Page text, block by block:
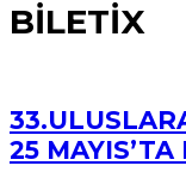
BİLETİX
25 MAYIS’TA